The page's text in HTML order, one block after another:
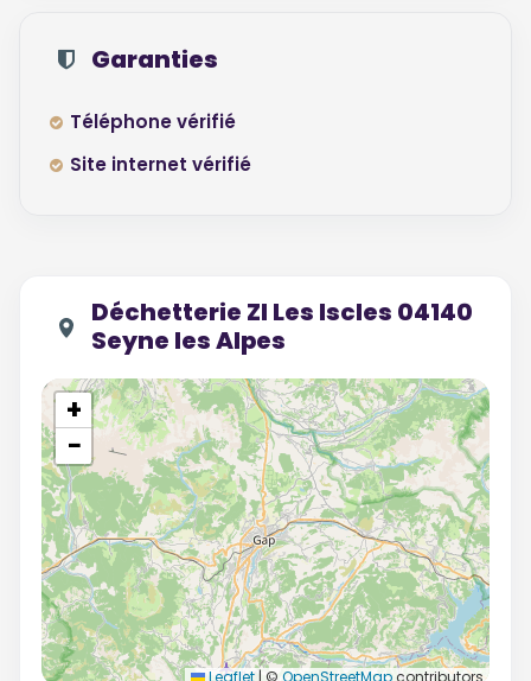
Garanties
Téléphone vérifié
Site internet vérifié
Déchetterie ZI Les Iscles 04140
Seyne les Alpes
+
−
Leaflet | © OpenStreetMapcontributors